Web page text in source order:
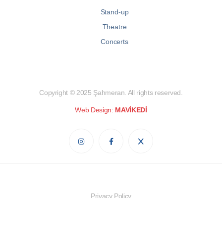
Stand-up
Theatre
Concerts
Copyright © 2025 Şahmeran . All rights reserved.
Web Design: MAVİKEDİ
Privacy Policy